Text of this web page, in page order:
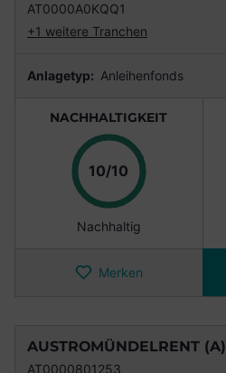
AT0000A0KQQ1
+1 weitere Tranchen
Anlagetyp: Anleihenfonds
NACHHALTIGKEIT
10/10 Punkte
Nachhaltig
Merken
AUSTROMÜNDELRENT (A)
AT0000801253